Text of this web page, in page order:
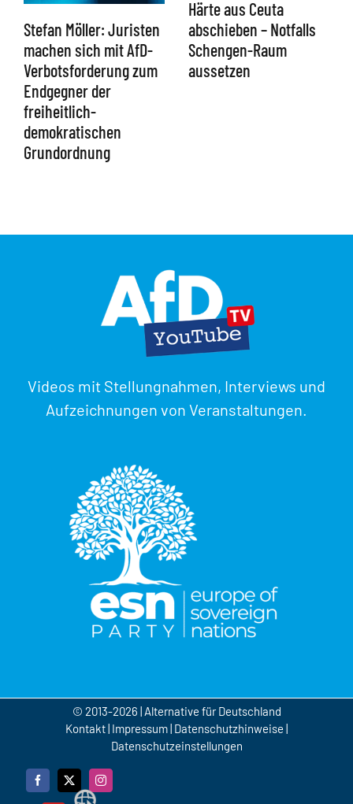
Stefan Möller: Juristen
machen sich mit AfD-
Verbotsforderung zum
Endgegner der
freiheitlich-
demokratischen
Grundordnung
Härte aus Ceuta
abschieben – Notfalls
Schengen-Raum
aussetzen
Videos mit Stellungnahmen, Interviews und
Aufzeichnungen von Veranstaltungen.
© 2013-2026 | Alternative für Deutschland
Kontakt| Impressum| Datenschutzhinweise |
Datenschutzeinstellungen
Facebook
X
Instagram